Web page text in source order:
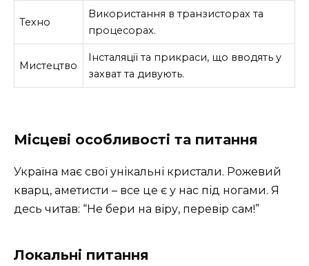
Техно
Використання в транзисторах та
процесорах.
Мистецтво
Інсталяції та прикраси, що вводять у
захват та дивують.
Місцеві особливості та питання
Україна має свої унікальні кристали. Рожевий
кварц, аметисти – все це є у нас під ногами. Я
десь читав: “Не бери на віру, перевір сам!”
Локальні питання